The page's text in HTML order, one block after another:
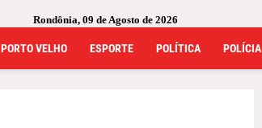
Rondônia, 09 de Agosto de 2026
PORTO VELHO ESPORTE POLÍTICA POLÍCIA